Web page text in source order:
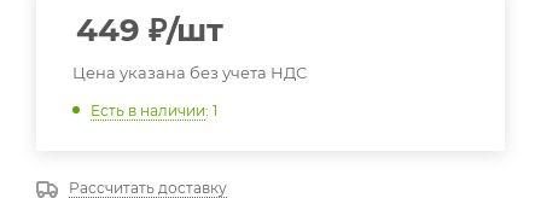
449 ₽/шт
Цена указана без учета НДС
Есть в наличии: 1
Рассчитать доставку